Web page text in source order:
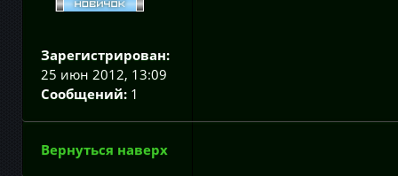
Зарегистрирован:
25 июн 2012, 13:09
Сообщений: 1
Вернуться наверх